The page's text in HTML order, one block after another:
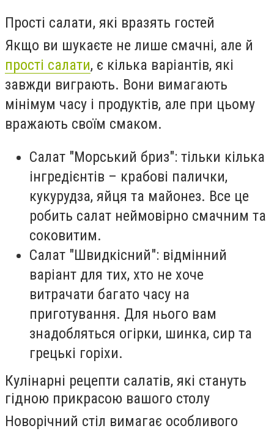
Прості салати, які вразять гостей
Якщо ви шукаєте не лише смачні, але й
прості салати, є кілька варіантів, які
завжди виграють. Вони вимагають
мінімум часу і продуктів, але при цьому
вражають своїм смаком.
Салат "Морський бриз": тільки кілька
інгредієнтів – крабові палички,
кукурудза, яйця та майонез. Все це
робить салат неймовірно смачним та
соковитим.
Салат "Швидкісний": відмінний
варіант для тих, хто не хоче
витрачати багато часу на
приготування. Для нього вам
знадобляться огірки, шинка, сир та
грецькі горіхи.
Кулінарні рецепти салатів, які стануть
гідною прикрасою вашого столу
Новорічний стіл вимагає особливого